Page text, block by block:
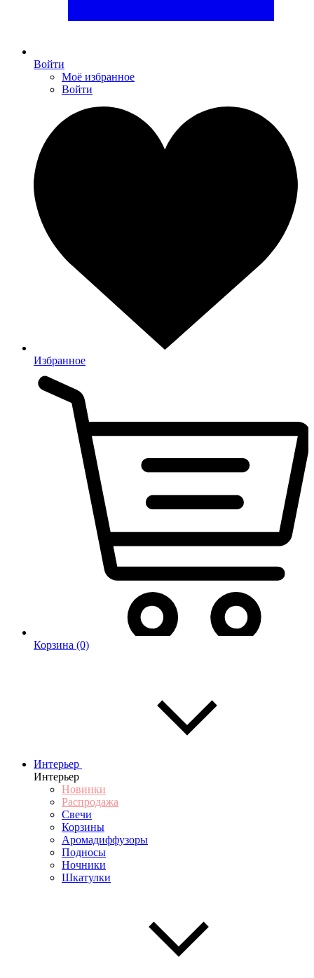
Войти
Моё избранное
Войти
Избранное
Корзина (0)
Интерьер
Интерьер
Новинки
Распродажа
Свечи
Корзины
Аромадиффузоры
Подносы
Ночники
Шкатулки